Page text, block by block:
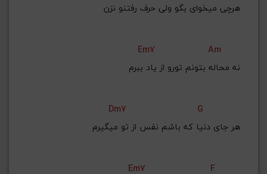
هرچی میخوای بگو ولی حرف رفتنو نزن
Em7
Am
نه محاله بتونم تورو از یاد ببرم
Dm7
G
هر جای دنیا که باشم نفس از تو میگیرم
Em7
F